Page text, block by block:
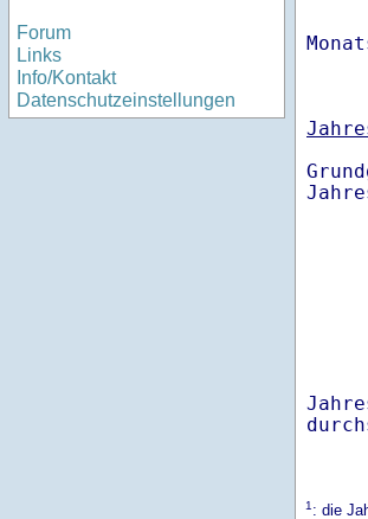
Forum
Links
Info/Kontakt
Datenschutzeinstellungen
1: die